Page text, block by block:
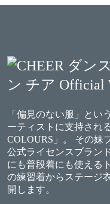
「偏見のない服」とい
ーティストに支持され
COLOURS」。 その妹
公式ライセンスブラン
にも普段着にも使える
の練習着からステージ
開します。